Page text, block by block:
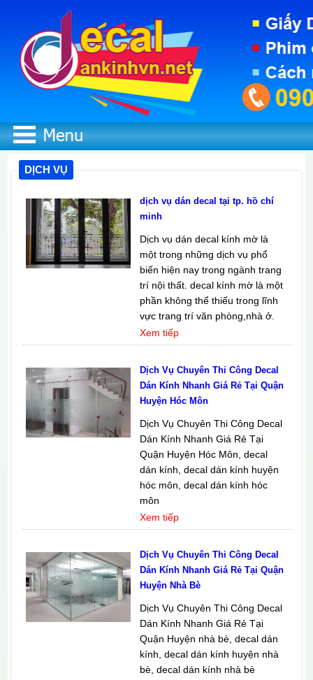
DỊCH VỤ
dịch vụ dán decal tại tp. hồ chí
minh
Dịch vụ dán decal kính mờ là
một trong những dịch vụ phổ
biến hiện nay trong ngành trang
trí nội thất. decal kính mờ là một
phần không thể thiếu trong lĩnh
vực trang trí văn phòng,nhà ở.
Xem tiếp
Dịch Vụ Chuyên Thi Công Decal
Dán Kính Nhanh Giá Rẻ Tại Quận
Huyện Hóc Môn
Dịch Vụ Chuyên Thi Công Decal
Dán Kính Nhanh Giá Rẻ Tại
Quận Huyện Hóc Môn, decal
dán kính, decal dán kính huyện
hóc môn, decal dán kính hóc
môn
Xem tiếp
Dịch Vụ Chuyên Thi Công Decal
Dán Kính Nhanh Giá Rẻ Tại Quận
Huyện Nhà Bè
Dịch Vụ Chuyên Thi Công Decal
Dán Kính Nhanh Giá Rẻ Tại
Quận Huyện nhà bè, decal dán
kính, decal dán kính huyện nhà
bè, decal dán kính nhà bè